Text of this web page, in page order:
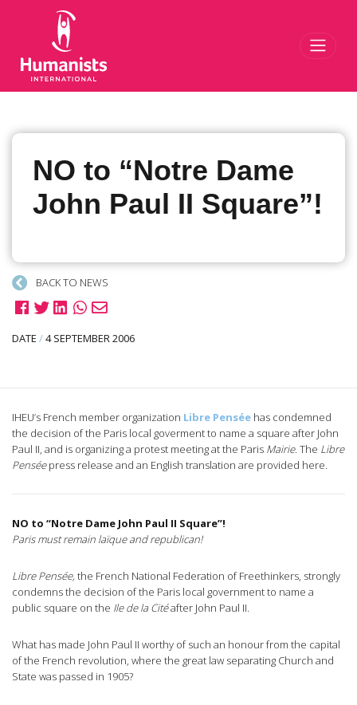
NO to “Notre Dame
John Paul II Square”!
BACK TO NEWS
DATE /4 SEPTEMBER 2006
IHEU’s French member organization Libre Pensée has condemned
the decision of the Paris local goverment to name a square after John
Paul II, and is organizing a protest meeting at the Paris Mairie. The Libre
Penséepress release and an English translation are provided here.
NO to “Notre Dame John Paul II Square”!
Paris must remain laïqueand republican!
Libre Pensée,the French National Federation of Freethinkers, strongly
condemns the decision of the Paris local government to name a
public square on the Ile de la Citéafter John Paul II.
What has made John Paul II worthy of such an honour from the capital
of the French revolution, where the great law separating Church and
State was passed in 1905?